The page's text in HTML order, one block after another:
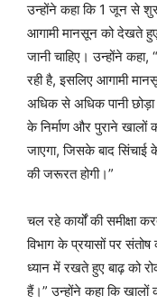
उन्होंने कहा कि 1 जून से
आगामी मानसून को देखते
जानी चाहिए। उन्होंने
रही है, इसलिए आगामी
अधिक से अधिक पानी छोड़ा
के निर्माण और पुराने खालों
जाएगा, जिसके बाद सिंचाई
की जरूरत होगी।”
चल रहे कार्यों की समीक्षा
विभाग के प्रयासों पर
ध्यान में रखते हुए बाढ़ को
हैं।” उन्होंने कहा कि